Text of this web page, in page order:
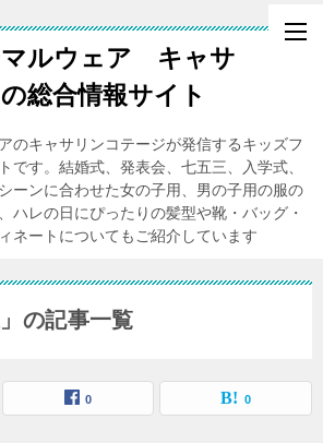
マルウェア キャサ
総合情報サイト
のキャサリンコテージが発信するキッズフ
です。結婚式、発表会、七五三、入学式、
ーンに合わせた女の子用、男の子用の服の
ハレの日にぴったりの髪型や靴・バッグ・
ネートについてもご紹介しています
の記事一覧
0 0